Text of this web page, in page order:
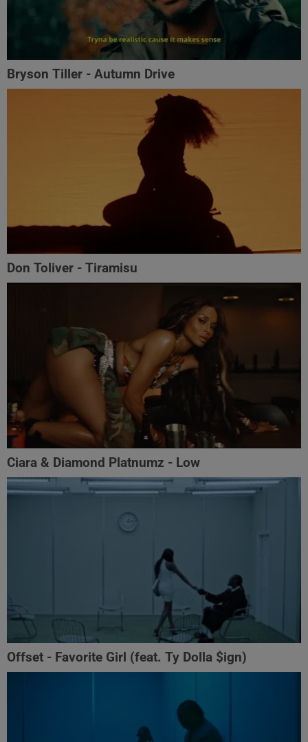
Bryson Tiller - Autumn Drive
Don Toliver - Tiramisu
Ciara & Diamond Platnumz - Low
Offset - Favorite Girl (feat. Ty Dolla $ign)